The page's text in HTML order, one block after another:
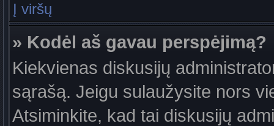
Į viršų
» Kodėl aš gavau perspėjimą?
Kiekvienas diskusijų
sąrašą. Jeigu sulaužysite nors
Atsiminkite, kad tai diskusijų